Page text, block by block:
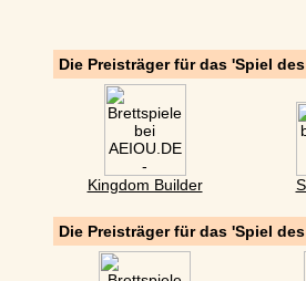
Die Preisträger für das 'Spiel
Kingdom Builder
Die Preisträger für das 'Spiel